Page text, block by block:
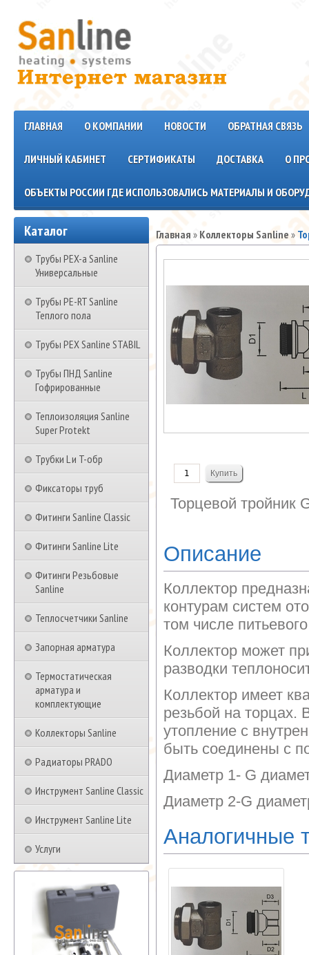
ГЛАВНАЯ О КОМПАНИИ НОВОСТИ ОБРАТНАЯ СВЯЗЬ
ЛИЧНЫЙ КАБИНЕТ СЕРТИФИКАТЫ ДОСТАВКА О
ОБЪЕКТЫ РОССИИ ГДЕ ИСПОЛЬЗОВАЛИСЬ МАТЕРИАЛЫ И
Каталог
Трубы PEX-a Sanline
Универсальные
Трубы PE-RT Sanline
Теплого пола
Трубы PEX Sanline STABIL
Трубы ПНД Sanline
Гофрированные
Теплоизоляция Sanline
Super Protekt
Трубки L и T-обр
Фиксаторы труб
Фитинги Sanline Classic
Фитинги Sanline Lite
Фитинги Резьбовые
Sanline
Теплосчетчики Sanline
Запорная арматура
Термостатическая
арматура и
комплектующие
Коллекторы Sanline
Радиаторы PRADO
Инструмент Sanline Classic
Инструмент Sanline Lite
Услуги
Главная » Коллекторы Sanline »
Торцевой тройник
Описание
Коллектор
контурам систем
том числе
Коллектор может
разводки
Коллектор имеет
резьбой на
утопление с
быть соединены с
Диаметр 1- G
Диаметр 2-G
Аналогичные